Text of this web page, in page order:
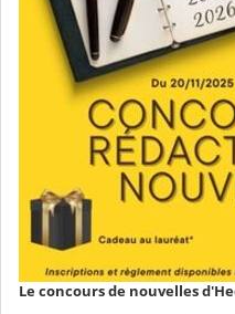
Le concours de nouvelles